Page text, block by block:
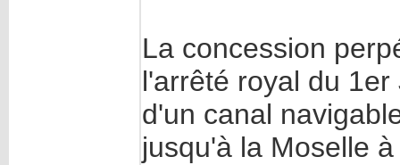
La concession
l'arrêté royal du
d'un canal
jusqu'à la Moselle